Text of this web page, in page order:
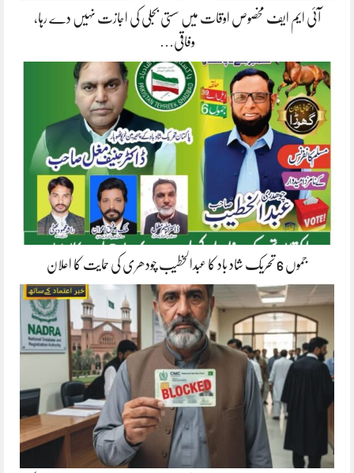
آئی ایم ایف مخصوص اوقات میں سستی بجلی کی اجازت نہیں دے رہا،
وفاقی…
جموں 6 تحریک شاد باد کا عبدالخطیب چودھری کی حمایت کا اعلان